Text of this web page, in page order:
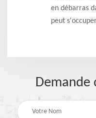
en débarras
peut
Demande